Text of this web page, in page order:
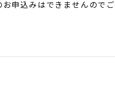
申込みはできませんのでご